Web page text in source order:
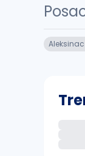
Aleksinac